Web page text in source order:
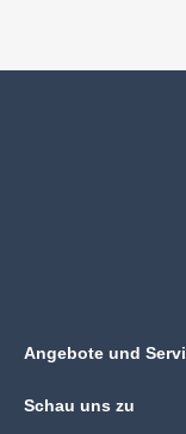
Angebote und
Schau uns zu